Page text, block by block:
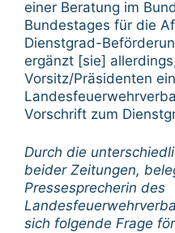
einer Beratung im
Bundestages für die
Dienstgrad-
ergänzt [sie]
Vorsitz/Präsidenten
Vorschrift zum
Durch die
beider Zeitungen,
Pressesprecherin des
sich folgende Frage